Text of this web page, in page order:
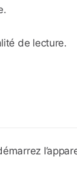
de lecture.